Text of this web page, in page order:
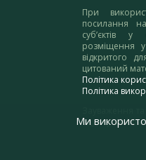
При
посилання
суб’єктів
розміщення
відкритого
цитований
Політика
Політика
адресу:
Ми